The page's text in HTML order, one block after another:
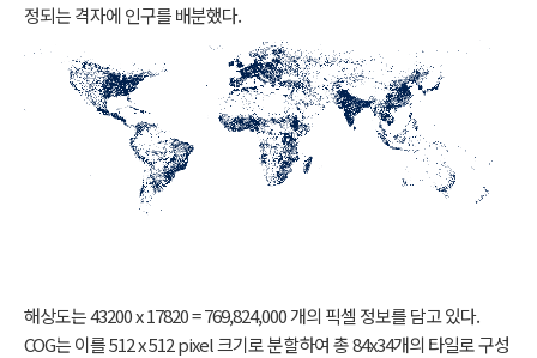
정되는 격자에 인구를 배분했다.
해상도는 43200 x 17820 = 769,824,000 개의 픽셀 정보를 담고 있다.
COG는 이를 512 x 512 pixel 크기로 분할하여 총 84x34개의 타일로 구성